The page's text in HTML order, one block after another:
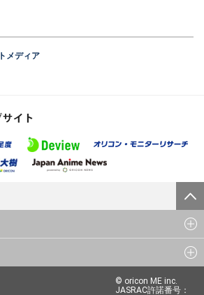
メディア
© oricon ME inc.
JASRAC許諾番号：